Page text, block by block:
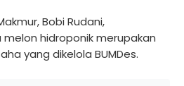
Bobi Rudani,
hidroponik merupakan
yang dikelola BUMDes.